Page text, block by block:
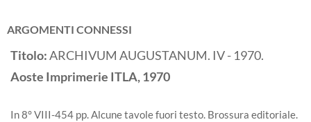
ARGOMENTI CONNESSI
Titolo:ARCHIVUM AUGUSTANUM. IV - 1970.
Aoste Imprimerie ITLA,1970
In 8° VIII-454 pp. Alcune tavole fuori testo. Brossura editoriale.